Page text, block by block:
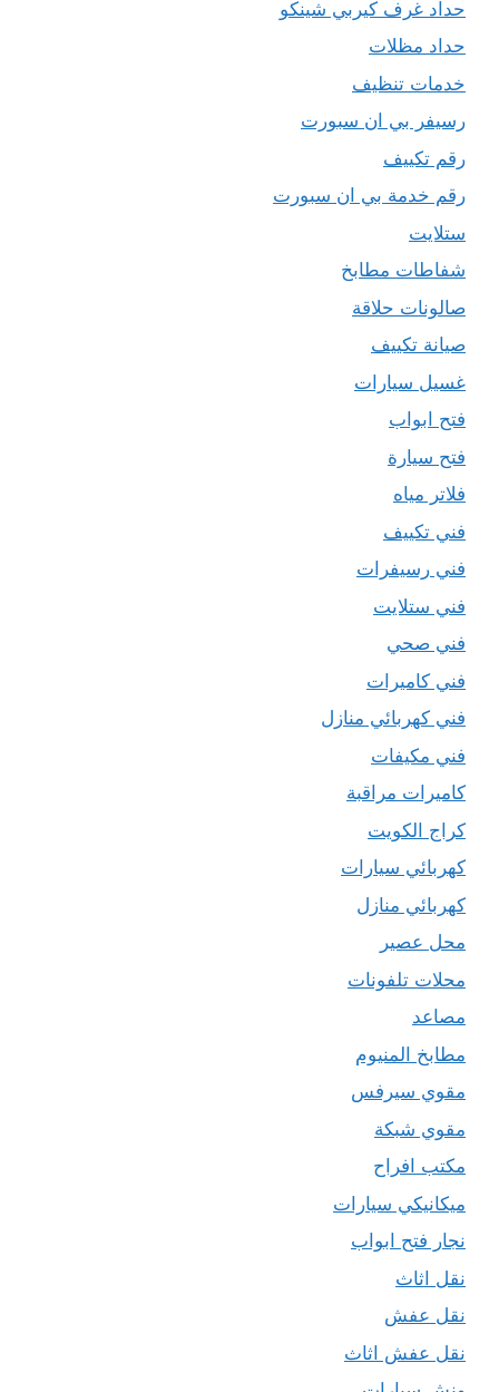
حداد غرف كيربي شينكو
حداد مظلات
خدمات تنظيف
رسيفر بي ان سبورت
رقم تكييف
رقم خدمة بي ان سبورت
ستلايت
شفاطات مطابخ
صالونات حلاقة
صيانة تكييف
غسيل سيارات
فتح ابواب
فتح سيارة
فلاتر مياه
فني تكييف
فني رسيفرات
فني ستلايت
فني صحي
فني كاميرات
فني كهربائي منازل
فني مكيفات
كاميرات مراقبة
كراج الكويت
كهربائي سيارات
كهربائي منازل
محل عصير
محلات تلفونات
مصاعد
مطابخ المنيوم
مقوي سيرفس
مقوي شبكة
مكتب افراح
ميكانيكي سيارات
نجار فتح ابواب
نقل اثاث
نقل عفش
نقل عفش اثاث